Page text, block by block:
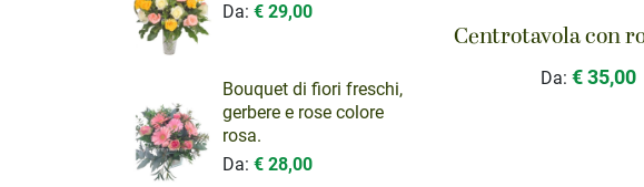
Centrotavola con
Da:€ 35,00
Da:€ 29,00
Bouquet di fiori freschi,
gerbere e rose colore
rosa.
Da:€ 28,00